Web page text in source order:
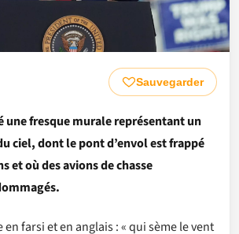
Sauvegarder
une fresque murale représentant un
ciel, dont le pont d’envol est frappé
et où des avions de chasse
en farsi et en anglais : « qui sème le vent